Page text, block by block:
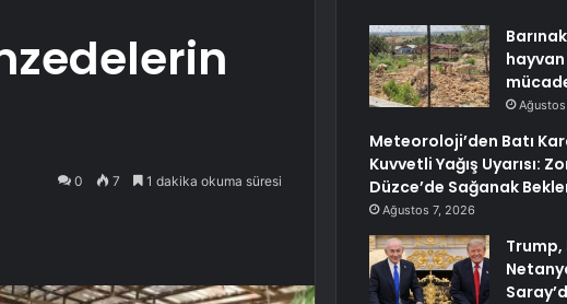
0 7 1 dakika okuma süresi
Meteoroloji’den Batı
Kuvvetli Yağış Uyarısı:
Düzce’de Sağanak
Ağustos 7, 2026
Trump,